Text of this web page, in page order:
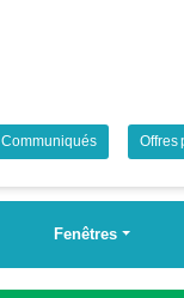
Communiqués Offres
Fenêtres